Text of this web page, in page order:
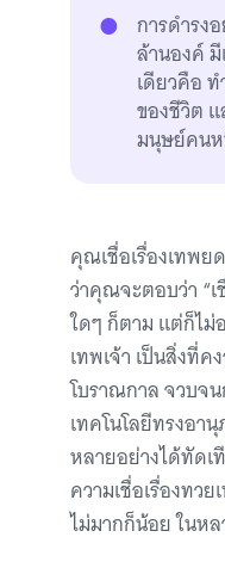
การดำรง
ล้านองค์
เดียวคือ
ของชีวิต
มนุษย์คนห
คุณเชื่อเรื่องเทพ
ว่าคุณจะตอบว่า “เ
ใดๆ ก็ตาม แต่ก็ไม่
เทพเจ้า เป็นสิ่งที่
โบราณกาล จวบจ
เทคโนโลยีทรงอา
หลายอย่างได้ทัดเ
ความเชื่อเรื่องทว
ไม่มากก็น้อย ในห